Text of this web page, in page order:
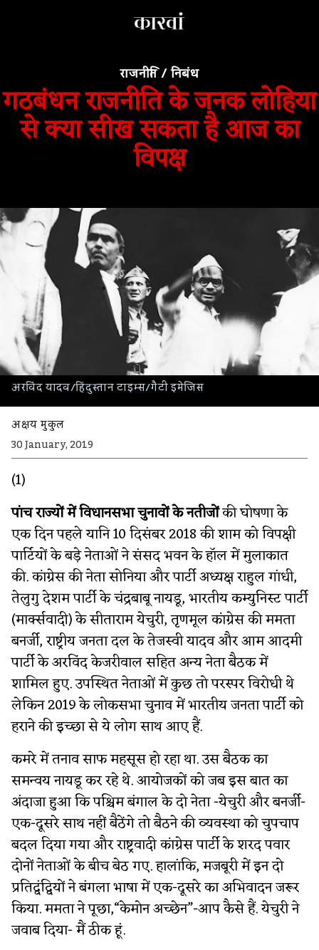
राजनीति/निबंध
गठबंधन राजनीति के जनक लोहिया
से क्या सीख सकता है आज का
विपक्ष
अरविंद यादव/हिंदुस्तान टाइम्स/गैटी इमेजिस
अक्षय मुकुल
30 January, 2019
(1)
पांच राज्यों में विधानसभा चुनावों के नतीजोंकी घोषणा के
एक दिन पहले यानि 10 दिसंबर 2018 की शाम को विपक्षी
पार्टियों के बड़े नेताओं ने संसद भवन के हॉल में मुलाकात
की. कांग्रेस की नेता सोनिया और पार्टी अध्यक्ष राहुल गांधी,
तेलुगु देशम पार्टी के चंद्रबाबू नायडू, भारतीय कम्युनिस्ट पार्टी
(मार्क्सवादी) के सीताराम येचुरी, तृणमूल कांग्रेस की ममता
बनर्जी, राष्ट्रीय जनता दल के तेजस्वी यादव और आम आदमी
पार्टी के अरविंद केजरीवाल सहित अन्य नेता बैठक में
शामिल हुए. उपस्थित नेताओं में कुछ तो परस्पर विरोधी थे
लेकिन 2019 के लोकसभा चुनाव में भारतीय जनता पार्टी को
हराने की इच्छा से ये लोग साथ आए हैं.
कमरे में तनाव साफ महसूस हो रहा था. उस बैठक का
समन्वय नायडू कर रहे थे. आयोजकों को जब इस बात का
अंदाजा हुआ कि पश्चिम बंगाल के दो नेता -येचुरी और बनर्जी-
एक-दूसरे साथ नहीं बैठेंगे तो बैठने की व्यवस्था को चुपचाप
बदल दिया गया और राष्ट्रवादी कांग्रेस पार्टी के शरद पवार
दोनों नेताओं के बीच बेठ गए. हालांकि, मजबूरी में इन दो
प्रतिद्वंद्वियों ने बंगला भाषा में एक-दूसरे का अभिवादन जरूर
किया. ममता ने पूछा,“केमोन अच्छेन”-आप कैसे हैं. येचुरी ने
जवाब दिया- मैं ठीक हूं.